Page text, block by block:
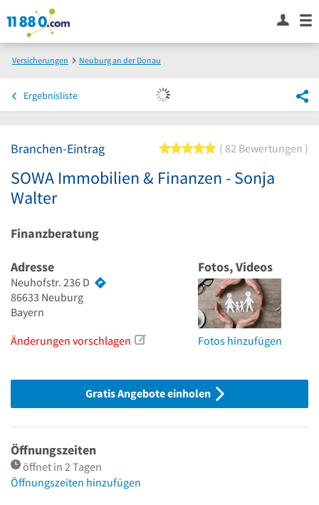
Versicherungen
Neuburg an der Donau
Ergebnisliste
Branchen-Eintrag 5 von 5 Sternen
82 Bewertungen
SOWA Immobilien & Finanzen - Sonja
Walter
Finanzberatung
Adresse
Neuhofstr. 236 D
86633 Neuburg
Bayern
Änderungen vorschlagen
Fotos, Videos
Fotos hinzufügen
Gratis Angebote einholen
Öffnungszeiten
öffnet in 2 Tagen
Öffnungszeiten hinzufügen